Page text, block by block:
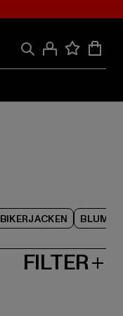
BIKERJACKEN
FILTER